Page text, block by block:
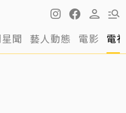
聞 藝人動態 電影 電